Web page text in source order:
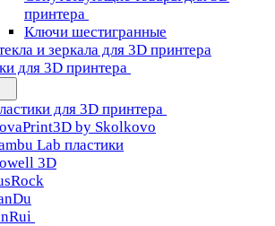
принтера
Ключи шестигранные
и зеркала для 3D принтера
для 3D принтера
для 3D принтера
by Skolkovo
Lab пластики
3D